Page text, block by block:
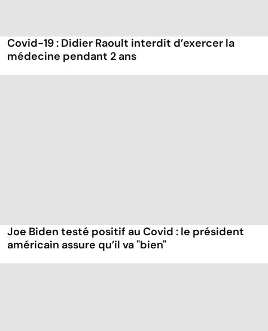
Covid-19 : Didier Raoult interdit d’exercer la
médecine pendant 2 ans
Joe Biden testé positif au Covid : le président
américain assure qu’il va "bien"